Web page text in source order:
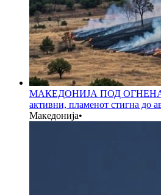
МАКЕДОНИЈА ПОД ОГНЕНА
активни, пламенот стигна до
Македонија•